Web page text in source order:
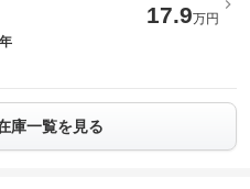
17.9万円
庫一覧を見る